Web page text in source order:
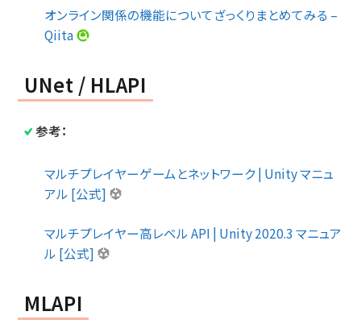
オンライン関係の機能についてざっくりまとめてみる –
Qiita
UNet / HLAPI
参考：
マルチプレイヤーゲームとネットワーク | Unity マニュ
アル [公式]
マルチプレイヤー高レベル API | Unity 2020.3 マニュア
ル [公式]
MLAPI